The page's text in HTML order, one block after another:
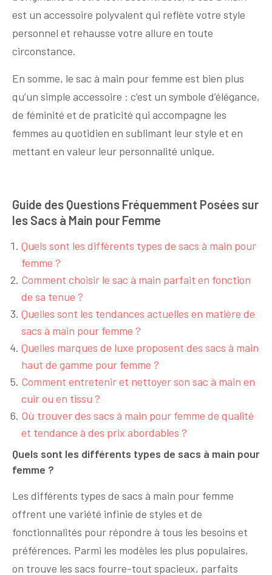
est un accessoire polyvalent qui reflète votre style
personnel et rehausse votre allure en toute
circonstance.
En somme, le sac à main pour femme est bien plus
qu’un simple accessoire : c’est un symbole d’élégance,
de féminité et de praticité qui accompagne les
femmes au quotidien en sublimant leur style et en
mettant en valeur leur personnalité unique.
Guide des Questions Fréquemment Posées sur
les Sacs à Main pour Femme
Quels sont les différents types de sacs à main pour
femme ?
Comment choisir le sac à main parfait en fonction
de sa tenue ?
Quelles sont les tendances actuelles en matière de
sacs à main pour femme ?
Quelles marques de luxe proposent des sacs à main
haut de gamme pour femme ?
Comment entretenir et nettoyer son sac à main en
cuir ou en tissu ?
Où trouver des sacs à main pour femme de qualité
et tendance à des prix abordables ?
Quels sont les différents types de sacs à main pour
femme ?
Les différents types de sacs à main pour femme
offrent une variété infinie de styles et de
fonctionnalités pour répondre à tous les besoins et
préférences. Parmi les modèles les plus populaires,
on trouve les sacs fourre-tout spacieux, parfaits